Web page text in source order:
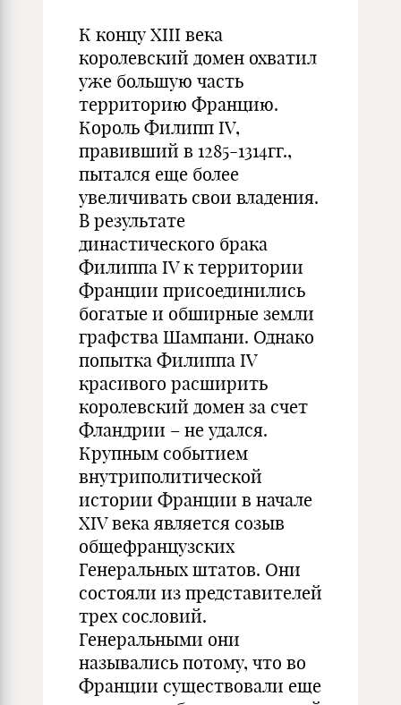
К концу XIII века
королевский домен охватил
уже большую часть
территорию Францию.
Король Филипп IV,
правивший в 1285-1314гг.,
пытался еще более
увеличивать свои владения.
В результате
династического брака
Филиппа IV к территории
Франции присоединились
богатые и обширные земли
графства Шампани. Однако
попытка Филиппа IV
красивого расширить
королевский домен за счет
Фландрии – не удался.
Крупным событием
внутриполитической
истории Франции в начале
XIV века является созыв
общефранцузских
Генеральных штатов. Они
состояли из представителей
трех сословий.
Генеральными они
назывались потому, что во
Франции существовали еще